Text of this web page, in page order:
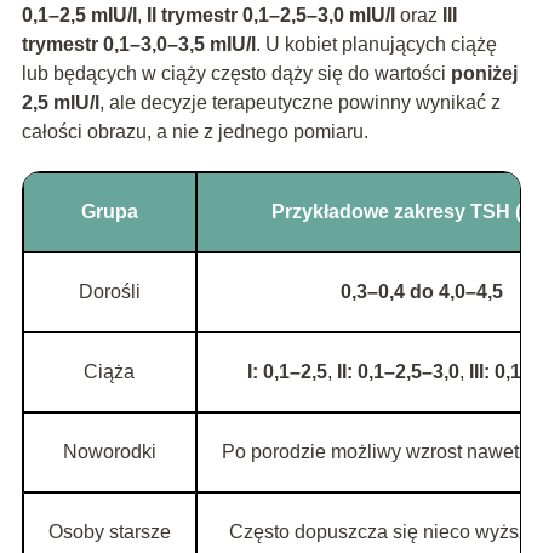
0,1–2,5 mIU/l , II trymestr 0,1–2,5–3,0 mIU/l oraz
trymestr 0,1–3,0–3,5 mIU/l . U kobiet planujących ciążę
lub będących w ciąży często dąży się do wartości poniżej
2,5 mIU/l , ale decyzje terapeutyczne powinny wynikać z
całości obrazu, a nie z jednego pomiaru.
Grupa Przykładowe zakresy TSH
Dorośli 0,3–0,4 do 4,0–4,5
Ciąża I: 0,1–2,5, II: 0,1–2,5–3,0, III:
Noworodki Po porodzie możliwy wzrost nawet
Osoby starsze Często dopuszcza się nieco